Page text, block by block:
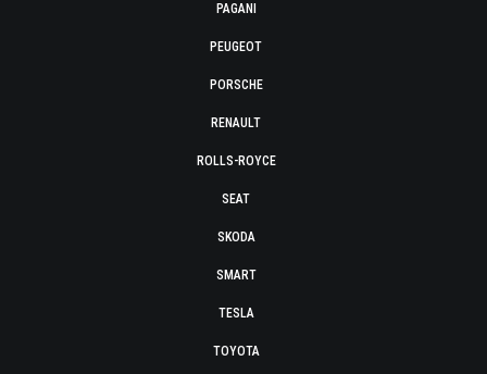
PAGANI
PEUGEOT
PORSCHE
RENAULT
ROLLS-ROYCE
SEAT
SKODA
SMART
TESLA
TOYOTA